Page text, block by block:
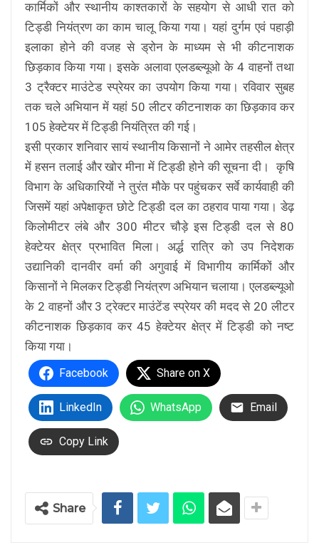
कार्मिकों और स्थानीय काश्तकारों के सहयोग से आधी रात को
टिड्डी नियंत्रण का काम चालू किया गया। यहां दुर्गम एवं पहाड़ी
इलाका होने की वजह से ड्रोन के माध्यम से भी कीटनाशक
छिड़काव किया गया। इसके अलावा एलडब्ल्यूओ के 4 वाहनों तथा
3 ट्रैक्टर माउंटेड स्प्रेयर का उपयोग किया गया। रविवार सुबह
तक चले अभियान में यहां 50 लीटर कीटनाशक का छिड़काव कर
105 हेक्टेयर में टिड्डी नियंत्रित की गई।
इसी प्रकार शनिवार सायं स्थानीय किसानों ने आमेर तहसील क्षेत्र
में हसन तलाई और खोर मीना में टिड्डी होने की सूचना दी। कृषि
विभाग के अधिकारियों ने तुरंत मौके पर पहुंचकर सर्वे कार्यवाही की
जिसमें यहां अपेक्षाकृत छोटे टिड्डी दल का ठहराव पाया गया। डेढ़
किलोमीटर लंबे और 300 मीटर चौड़े इस टिड्डी दल से 80
हेक्टेयर क्षेत्र प्रभावित मिला। अर्द्ध रात्रि को उप निदेशक
उद्यानिकी दानवीर वर्मा की अगुवाई में विभागीय कार्मिकों और
किसानों ने मिलकर टिड्डी नियंत्रण अभियान चलाया। एलडब्ल्यूओ
के 2 वाहनों और 3 ट्रेक्टर माउंटेंड स्प्रेयर की मदद से 20 लीटर
कीटनाशक छिड़काव कर 45 हेक्टेयर क्षेत्र में टिड्डी को नष्ट
किया गया।
Facebook Share on X
LinkedIn WhatsApp Email
Copy Link
Share